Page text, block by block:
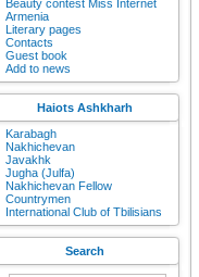
Beauty contest Miss Internet
Armenia
Literary pages
Contacts
Guest book
Add to news
Haiots Ashkharh
Karabagh
Nakhichevan
Javakhk
Jugha (Julfa)
Nakhichevan Fellow
Countrymen
International Club of Tbilisians
Search